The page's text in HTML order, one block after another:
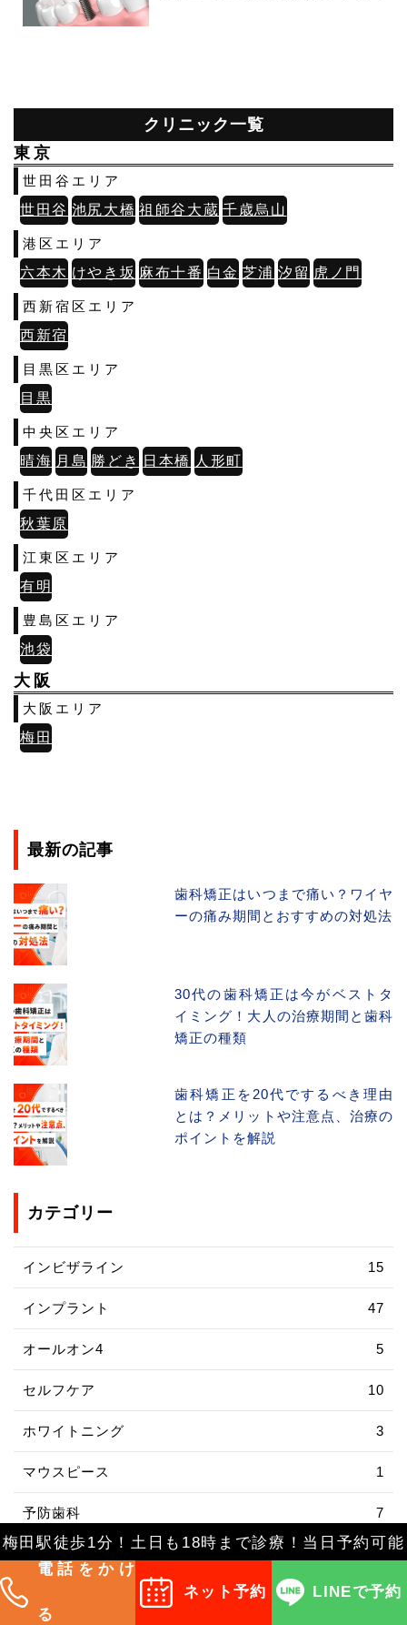
クリニック一覧
東京
世田谷エリア
世田谷 池尻大橋 祖師谷大蔵 千歳烏山
港区エリア
六本木 けやき坂 麻布十番 白金 芝浦 汐留 虎ノ門
西新宿区エリア
西新宿
目黒区エリア
目黒
中央区エリア
晴海 月島 勝どき 日本橋 人形町
千代田区エリア
秋葉原
江東区エリア
有明
豊島区エリア
池袋
大阪
大阪エリア
梅田
最新の記事
歯科矯正はいつまで痛い？ワイヤ
ーの痛み期間とおすすめの対処法
30代の歯科矯正は今がベストタ
イミング！大人の治療期間と歯科
矯正の種類
歯科矯正を20代でするべき理由
とは？メリットや注意点、治療の
ポイントを解説
カテゴリー
インビザライン 15
インプラント 47
オールオン4 5
セルフケア 10
ホワイトニング 3
マウスピース 1
予防歯科 7
口腔外科 9
審美歯科 4
梅田駅徒歩1分！土日も18時まで診療！当日予約可能
電話をかけ
る
ネット予約 LINEで予約